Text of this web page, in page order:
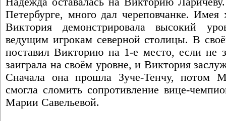
Петербурге, много дал череповчанке.
Виктория демонстрировала высокий
ведущим игрокам северной столицы. В
поставил Викторию на 1-е место, если не
заиграла на своём уровне, и Виктория
Сначала она прошла Зуче-Тенчу, потом
смогла сломить сопротивление вице-
Марии Савельевой.